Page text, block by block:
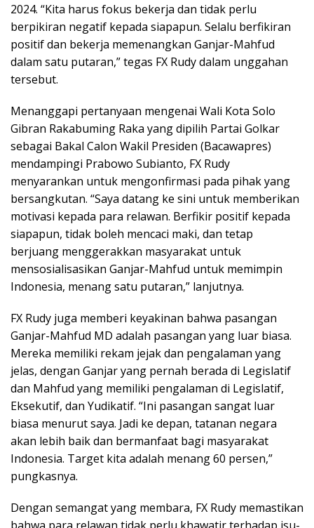
2024. “Kita harus fokus bekerja dan tidak perlu
berpikiran negatif kepada siapapun. Selalu berfikiran
positif dan bekerja memenangkan Ganjar-Mahfud
dalam satu putaran,” tegas FX Rudy dalam unggahan
tersebut.
Menanggapi pertanyaan mengenai Wali Kota Solo
Gibran Rakabuming Raka yang dipilih Partai Golkar
sebagai Bakal Calon Wakil Presiden (Bacawapres)
mendampingi Prabowo Subianto, FX Rudy
menyarankan untuk mengonfirmasi pada pihak yang
bersangkutan. “Saya datang ke sini untuk memberikan
motivasi kepada para relawan. Berfikir positif kepada
siapapun, tidak boleh mencaci maki, dan tetap
berjuang menggerakkan masyarakat untuk
mensosialisasikan Ganjar-Mahfud untuk memimpin
Indonesia, menang satu putaran,” lanjutnya.
FX Rudy juga memberi keyakinan bahwa pasangan
Ganjar-Mahfud MD adalah pasangan yang luar biasa.
Mereka memiliki rekam jejak dan pengalaman yang
jelas, dengan Ganjar yang pernah berada di Legislatif
dan Mahfud yang memiliki pengalaman di Legislatif,
Eksekutif, dan Yudikatif. “Ini pasangan sangat luar
biasa menurut saya. Jadi ke depan, tatanan negara
akan lebih baik dan bermanfaat bagi masyarakat
Indonesia. Target kita adalah menang 60 persen,”
pungkasnya.
Dengan semangat yang membara, FX Rudy memastikan